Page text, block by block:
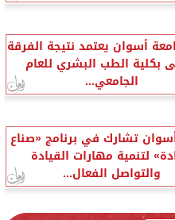
أسوان يعتمد نتيجة الفرقة
بكلية الطب البشري للعام
الجامعي...
تشارك في برنامج «صناع
لتنمية مهارات القيادة
والتواصل الفعال...